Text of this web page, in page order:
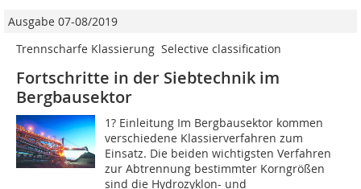
Ausgabe 07-08/2019
Trennscharfe Klassierung  Selective classification
Fortschritte in der Siebtechnik im
Bergbausektor
1? Einleitung Im Bergbausektor kommen
verschiedene Klassierverfahren zum
Einsatz. Die beiden wichtigsten Verfahren
zur Abtrennung bestimmter Korngrößen
sind die Hydrozyklon- und